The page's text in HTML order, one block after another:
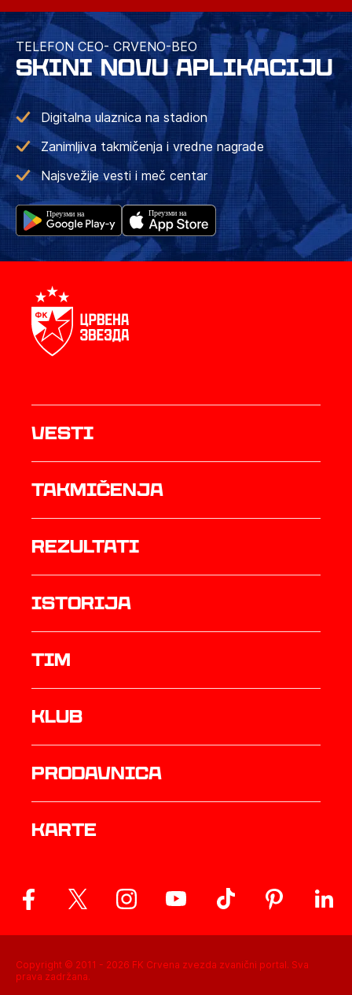
TELEFON CEO- CRVENO-BEO
SKINI NOVU APLIKACIJU
Digitalna ulaznica na stadion
Zanimljiva takmičenja i vredne nagrade
Najsvežije vesti i meč centar
Vesti
Takmičenja
rezultati
istorija
TIM
Klub
prodavnica
Karte
Copyright © 2011 - 2026 FK Crvena zvezda zvanični portal. Sva
prava zadržana.